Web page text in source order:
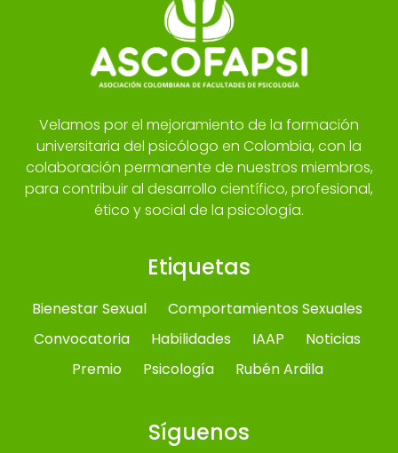
Velamos por el mejoramiento de la formación
universitaria del psicólogo en Colombia, con la
colaboración permanente de nuestros miembros,
para contribuir al desarrollo científico, profesional,
ético y social de la psicología.
Etiquetas
Bienestar Sexual
Comportamientos Sexuales
Convocatoria
Habilidades IAAP
Noticias
Premio
Psicología Rubén Ardila
Síguenos